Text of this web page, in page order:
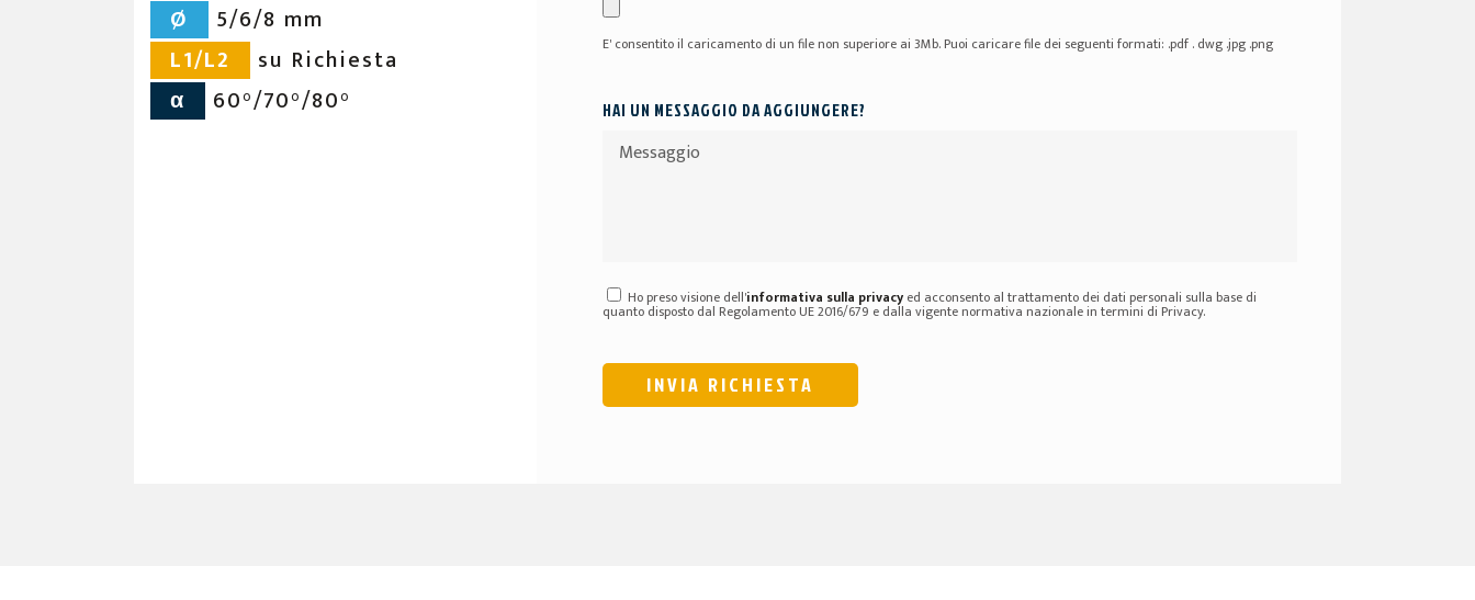
Ø
5/6/8 mm
L1/L2
su Richiesta
α
60°/70°/80°
E' consentito il caricamento di un file non superiore ai 3Mb. Puoi caricare file dei seguenti formati: .pdf . dwg .jpg .png
HAI UN MESSAGGIO DA AGGIUNGERE?
Ho preso visione dell'informativa sulla privacy ed acconsento al trattamento dei dati personali sulla base di
quanto disposto dal Regolamento UE 2016/679 e dalla vigente normativa nazionale in termini di Privacy.